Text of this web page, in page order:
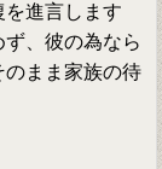
進言します
、彼の為なら
まま家族の待